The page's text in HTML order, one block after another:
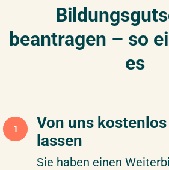
beantragen – so
es
1
Von uns
lassen
Sie haben einen